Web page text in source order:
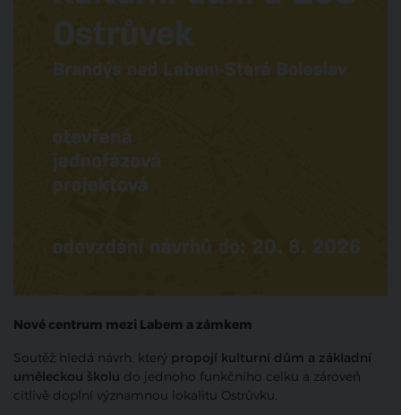
Nové centrum mezi Labem a zámkem
Soutěž hledá návrh, který propojí kulturní dům a základní
uměleckou školu do jednoho funkčního celku a zároveň
citlivě doplní významnou lokalitu Ostrůvku.